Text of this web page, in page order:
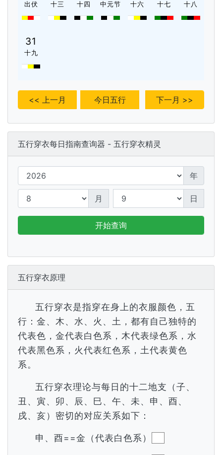
出伏 十三 十四 中元节 十六 十七 十八
31
十九
<< 上一月 今日五行 下一月 >>
五行穿衣每日指南查询器 - 五行穿衣精灵
年
月 日
开始查询
五行穿衣原理
五行穿衣是指穿在身上的衣服颜色，五
行：金、木、水、火、土，都有自己独特的
代表色，金代表白色系，木代表绿色系，水
代表黑色系，火代表红色系，土代表黄色
系。
五行穿衣理论与每日的十二地支（子、
丑、寅、卯、辰、巳、午、未、申、酉、
戌、亥）密切的对应关系如下：
申、酉==金（代表白色系）